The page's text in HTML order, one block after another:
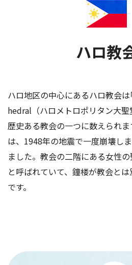
ハロ教
ハロ地区の中心にあるハロ教会
hedral（ハロメトロポリタン大
歴史ある教会の一つに数えられ
は、1948年の地震で一度崩壊し
ました。教会の二階にある女性
と呼ばれていて、鐘楼が教会と
です。